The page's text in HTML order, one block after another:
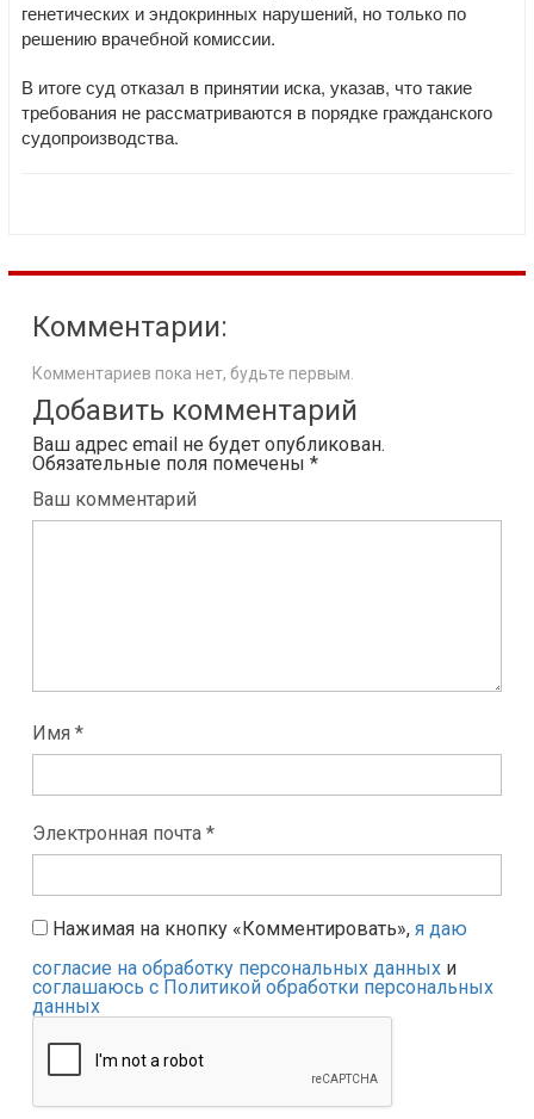
генетических и эндокринных нарушений, но только по
решению врачебной комиссии.
В итоге суд отказал в принятии иска, указав, что такие
требования не рассматриваются в порядке гражданского
судопроизводства.
Комментарии:
Комментариев пока нет, будьте первым.
Добавить комментарий
Ваш адрес email не будет опубликован.
Обязательные поля помечены *
Ваш комментарий
Имя *
Электронная почта *
Нажимая на кнопку «Комментировать», я даю
согласие на обработку персональных данных и
соглашаюсь с Политикой обработки персональных
данных